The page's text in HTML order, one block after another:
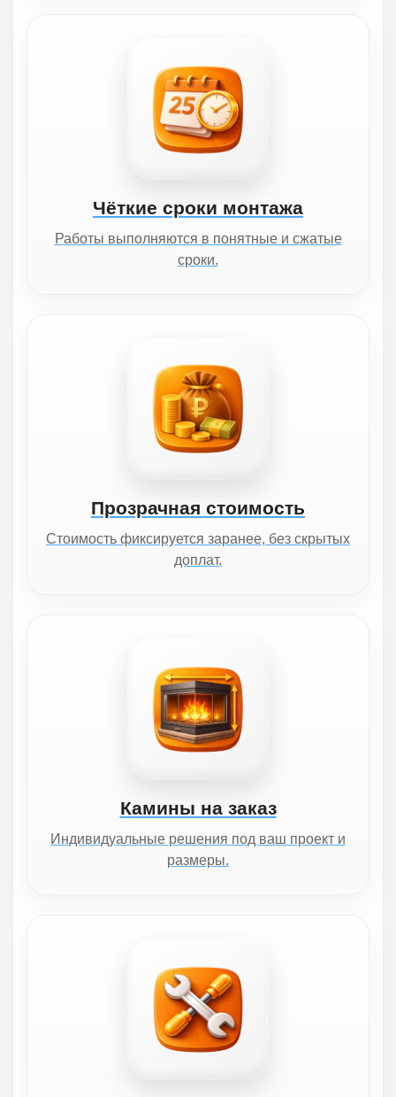
Чёткие сроки монтажа
Работы выполняются в понятные и сжатые
сроки.
Прозрачная стоимость
Стоимость фиксируется заранее, без скрытых
доплат.
Камины на заказ
Индивидуальные решения под ваш проект и
размеры.